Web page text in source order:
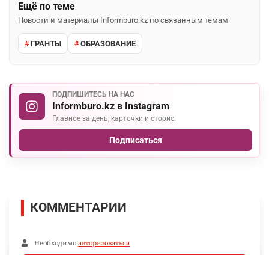
Ещё по теме
Новости и материалы Informburo.kz по связанным темам
ГРАНТЫ ОБРАЗОВАНИЕ
ПОДПИШИТЕСЬ НА НАС
Informburo.kz в Instagram
Главное за день, карточки и сторис.
Подписаться
КОММЕНТАРИИ
Необходимо авторизоваться